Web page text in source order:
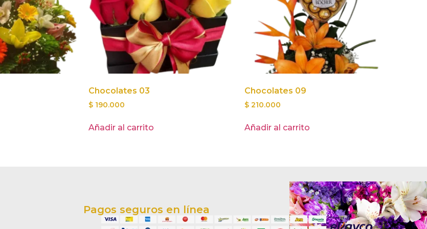
Chocolates 03
$ 190.000
Añadir al carrito
Chocolates 09
$ 210.000
Añadir al carrito
Pagos seguros en línea